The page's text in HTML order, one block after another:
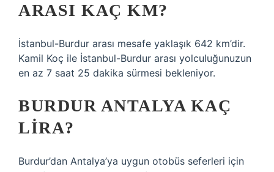
ARASI KAÇ KM?
İstanbul-Burdur arası mesafe yaklaşık 642 km’dir.
Kamil Koç ile İstanbul-Burdur arası yolculuğunuzun
en az 7 saat 25 dakika sürmesi bekleniyor.
BURDUR ANTALYA KAÇ
LIRA?
Burdur’dan Antalya’ya uygun otobüs seferleri için